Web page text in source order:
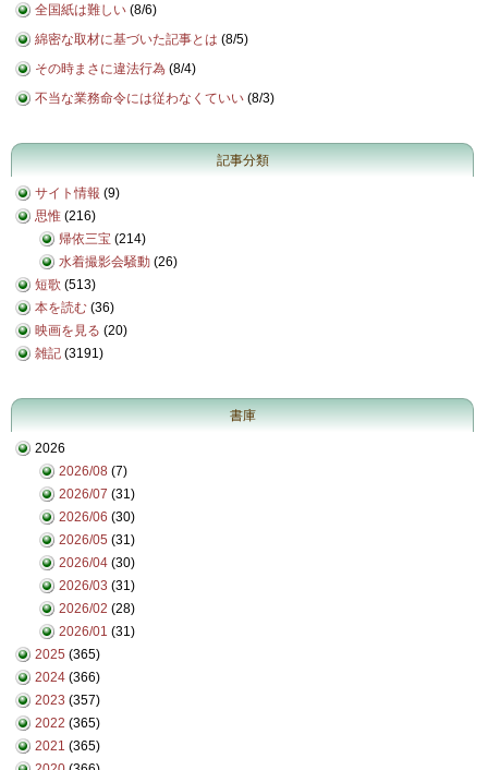
全国紙は難しい (8/6)
綿密な取材に基づいた記事とは (8/5)
その時まさに違法行為 (8/4)
不当な業務命令には従わなくていい (8/3)
記事分類
サイト情報 (9)
思惟 (216)
帰依三宝 (214)
水着撮影会騒動 (26)
短歌 (513)
本を読む (36)
映画を見る (20)
雑記 (3191)
書庫
2026
2026/08 (7)
2026/07 (31)
2026/06 (30)
2026/05 (31)
2026/04 (30)
2026/03 (31)
2026/02 (28)
2026/01 (31)
2025 (365)
2024 (366)
2023 (357)
2022 (365)
2021 (365)